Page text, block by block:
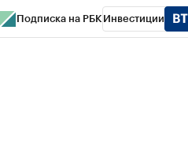
Подписка на РБК Инвестиции